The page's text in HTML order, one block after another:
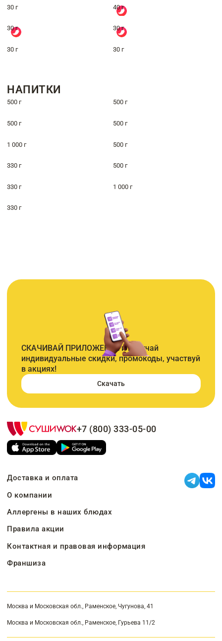
30 г 40 г
30 г 30 г
30 г 30 г
НАПИТКИ
500 г 500 г
500 г 500 г
1 000 г 500 г
330 г 500 г
330 г 1 000 г
330 г
СКАЧИВАЙ ПРИЛОЖЕНИЕ и получай
индивидуальные скидки, промокоды, участвуй
в акциях!
Скачать
+7 (800) 333-05-00
Доставка и оплата
О компании
Аллергены в наших блюдах
Правила акции
Контактная и правовая информация
Франшиза
Москва и Московская обл., Раменское, Чугунова, 41
Москва и Московская обл., Раменское, Гурьева 11/2